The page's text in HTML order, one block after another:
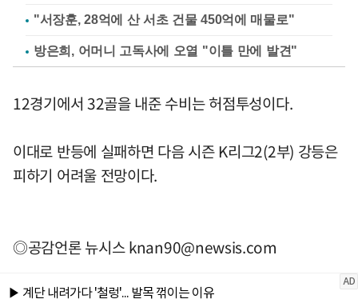
"서장훈, 28억에 산 서초 건물 450억에 매물로"
방은희, 어머니 고독사에 오열 "이틀 만에 발견"
12경기에서 32골을 내준 수비는 허점투성이다.
이대로 반등에 실패하면 다음 시즌 K리그2(2부) 강등은
피하기 어려울 전망이다.
◎공감언론 뉴시스knan90@newsis.com